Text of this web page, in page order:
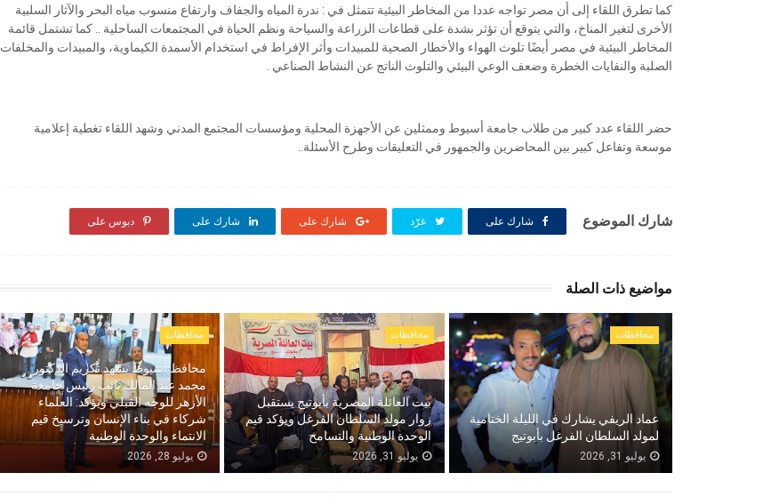
كما تطرق اللقاء إلى أن مصر تواجه عددا من المخاطر البيئية تتمثل في : ندرة المياه والجفاف وارتفاع منسوب مياه البحر والآثار السلبية
الأخرى لتغير المناخ، والتي يتوقع أن تؤثر بشدة على قطاعات الزراعة والسياحة ونظم الحياة في المجتمعات الساحلية .. كما تشتمل قائمة
المخاطر البيئية في مصر أيضًا تلوث الهواء والأخطار الصحية للمبيدات وأثر الإفراط في استخدام الأسمدة الكيماوية، والمبيدات والمخلفات
الصلبة والنفايات الخطرة وضعف الوعي البيئي والتلوث الناتج عن النشاط الصناعي .
حضر اللقاء عدد كبير من طلاب جامعة أسيوط وممثلين عن الأجهزة المحلية ومؤسسات المجتمع المدني وشهد اللقاء تغطية إعلامية
موسعة وتفاعل كبير بين المحاضرين والجمهور في التعليقات وطرح الأسئلة..
شارك الموضوع شارك على غرّد شارك على شارك على دبوس على
مواضيع ذات الصلة
محافظات
عماد الريفي يشارك في الليلة الختامية
لمولد السلطان الفرغل بأبوتيج
يوليو 31, 2026
محافظات
بيت العائلة المصرية بأبوتيج يستقبل
زوار مولد السلطان الفرغل ويؤكد قيم
الوحدة الوطنية والتسامح
يوليو 31, 2026
محافظات
محافظ أسيوط يشهد تكريم الدكتور
محمد عبد المالك نائب رئيس جامعة
الأزهر للوجه القبلي ويؤكد: العلماء
شركاء في بناء الإنسان وترسيخ قيم
الانتماء والوحدة الوطنية
يوليو 28, 2026